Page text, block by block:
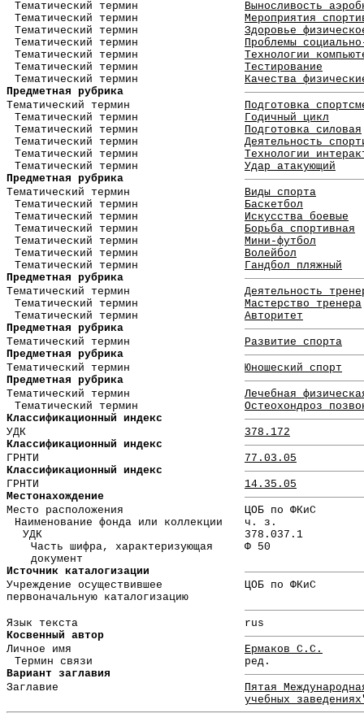
Тематический термин
Выносливость
Тематический термин
Мероприятия
Тематический термин
Здоровье
Тематический термин
Проблемы
Тематический термин
Технологии
Тематический термин
Тестирование
Тематический термин
Качества
Предметная рубрика
Тематический термин
Подготовка
Тематический термин
Годичный цикл
Тематический термин
Подготовка силовая
Тематический термин
Деятельность
Тематический термин
Технологии
Тематический термин
Удар атакующий
Предметная рубрика
Тематический термин
Виды спорта
Тематический термин
Баскетбол
Тематический термин
Искусства боевые
Тематический термин
Борьба спортивная
Тематический термин
Мини-футбол
Тематический термин
Волейбол
Тематический термин
Гандбол пляжный
Предметная рубрика
Тематический термин
Деятельность
Тематический термин
Мастерство тренера
Тематический термин
Авторитет
Предметная рубрика
Тематический термин
Развитие спорта
Предметная рубрика
Тематический термин
Юношеский спорт
Предметная рубрика
Тематический термин
Лечебная
Тематический термин
Остеохондроз
Классификационный индекс
УДК
378.172
Классификационный индекс
ГРНТИ
77.03.05
Классификационный индекс
ГРНТИ
14.35.05
Местонахождение
Место расположения
ЦОБ по ФКиС
Наименование фонда или коллекции
ч. з.
УДК
378.037.1
Часть шифра, характеризующая
документ
Ф 50
Источник каталогизации
Учреждение осуществившее
первоначальную каталогизацию
ЦОБ по ФКиС
Язык текста
rus
Косвенный автор
Личное имя
Ермаков С.С.
Термин связи
ред.
Вариант заглавия
Заглавие
Пятая
учебных